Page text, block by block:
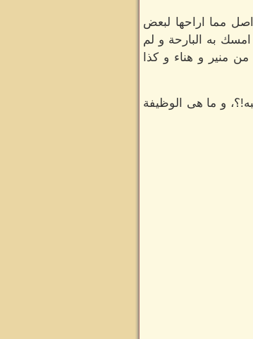
مما اراحها لبعض
به البارحة و لم
منير و هناء و كذا
و ما هى الوظيفة